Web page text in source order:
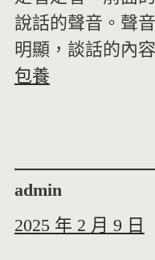
說話的聲音。聲
明顯，談話的內
包養
admin
2025 年 2 月 9 日